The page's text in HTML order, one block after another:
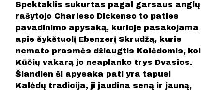
Spektaklis sukurtas pagal garsaus anglų
rašytojo Charleso Dickenso to paties
pavadinimo apysaką, kurioje pasakojama
apie šykštuolį Ebenzerį Skrudžą, kuris
nemato prasmės džiaugtis Kalėdomis, kol
Kūčių vakarą jo neaplanko trys Dvasios.
Šiandien ši apysaka pati yra tapusi
Kalėdų tradicija, ji jaudina seną ir jauną,